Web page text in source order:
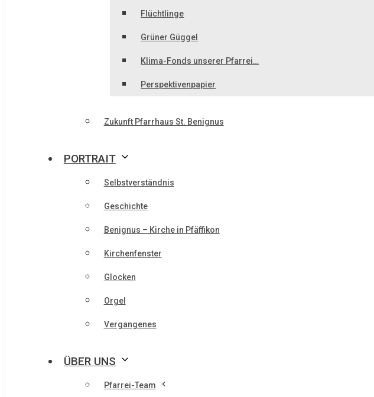
Flüchtlinge
Grüner Güggel
Klima-Fonds unserer Pfarrei…
Perspektivenpapier
Zukunft Pfarrhaus St. Benignus
PORTRAIT
Selbstverständnis
Geschichte
Benignus – Kirche in Pfäffikon
Kirchenfenster
Glocken
Orgel
Vergangenes
ÜBER UNS
Pfarrei-Team